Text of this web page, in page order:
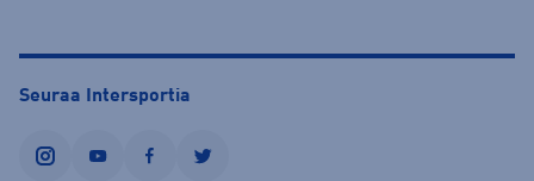
Seuraa Intersportia
instagramyoutubefacebooktwitter